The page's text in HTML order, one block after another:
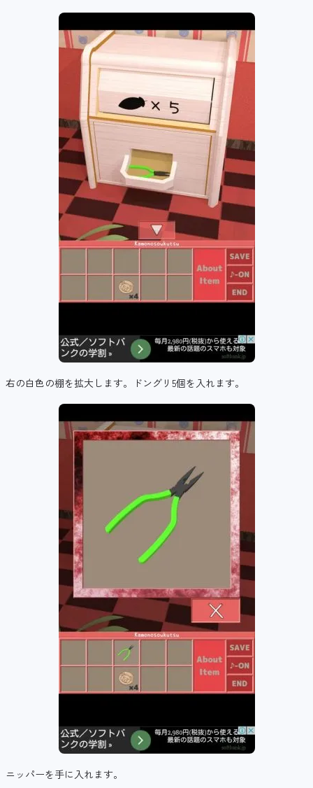
右の白色の棚を拡大します。ドングリ5個を入れます。
ニッパーを手に入れます。